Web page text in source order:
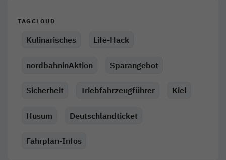
TAGCLOUD
Kulinarisches Life-Hack
nordbahninAktion Sparangebot
Sicherheit Triebfahrzeugführer Kiel
Husum Deutschlandticket
Fahrplan-Infos